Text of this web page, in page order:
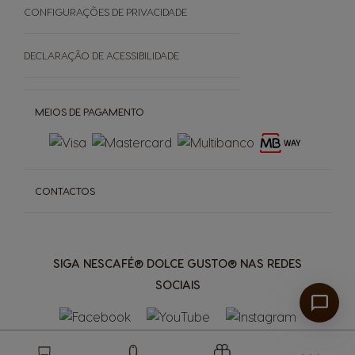
SOBRE
Cápsulas Castanhas
SIGA NESCAFÉ® DOLCE GUSTO® NAS REDES
SOCIAIS
MEIOS DE PAGAMENTO
CONTACTOS
CONFIGURAÇÕES DE PRIVACIDADE
DECLARAÇÃO DE ACESSIBILIDADE